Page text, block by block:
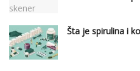
Šta je spirulina i